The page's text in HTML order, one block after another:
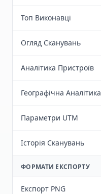
Топ Виконавці
Огляд Сканувань
Аналітика Пристроїв
Географічна Аналітика
Параметри UTM
Історія Сканувань
ФОРМАТИ ЕКСПОРТУ
Експорт PNG